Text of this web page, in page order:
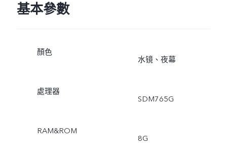
基本參數
顏色
水镜、夜幕
處理器
SDM765G
RAM&ROM
8G